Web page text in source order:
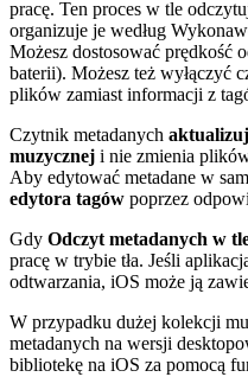
pracę. Ten proces w tle
organizuje je według
Możesz dostosować prędkość
baterii). Możesz też wyłączyć
plików zamiast informacji z
Czytnik metadanych
muzycznej i nie zmienia
Aby edytować metadane w
edytora tagów poprzez
Gdy Odczyt metadanych w
pracę w trybie tła. Jeśli
odtwarzania, iOS może ją
W przypadku dużej kolekcji
metadanych na wersji
bibliotekę na iOS za pomocą